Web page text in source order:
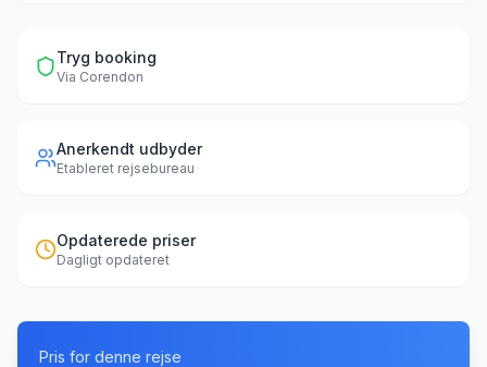
Tryg booking
Via Corendon
Anerkendt udbyder
Etableret rejsebureau
Opdaterede priser
Dagligt opdateret
Pris for denne rejse